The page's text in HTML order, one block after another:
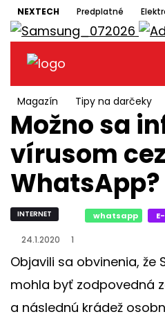
NEXTECH Predplatné
Magazín Tipy na darčeky
Možno sa
vírusom cez
WhatsApp?
INTERNET whatsapp
24.1.2020 1
Objavili sa obvinenia, že
mohla byť zodpovedná
a následnú krádež